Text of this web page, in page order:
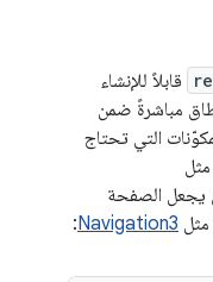
قابلاً للإنشاء
مباشرةً ضمن
التي تحتاج
يجعل الصفحة
مثل Navigation3
: